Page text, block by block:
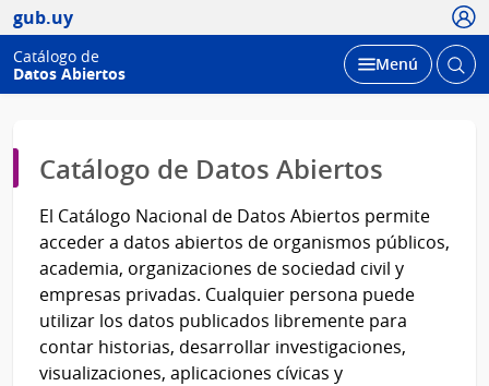
gub.uy
Catálogo de
Datos Abiertos
Desplegar
Menú Abrir
Página
principal
Catálogo de Datos Abiertos
El Catálogo Nacional de Datos Abiertos permite
acceder a datos abiertos de organismos públicos,
academia, organizaciones de sociedad civil y
empresas privadas. Cualquier persona puede
utilizar los datos publicados libremente para
contar historias, desarrollar investigaciones,
visualizaciones, aplicaciones cívicas y